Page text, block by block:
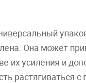
Она может
их усиления и
растягиваться